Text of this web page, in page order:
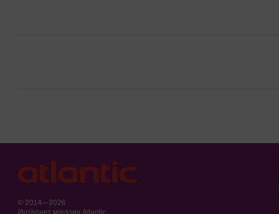
© 2014—2026
Интернет магазин Atlantic